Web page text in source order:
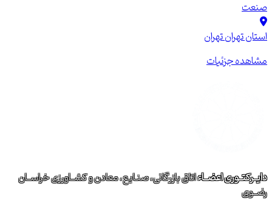
صنعت
استان تهرانتهران
مشاهده جزئیات
دایــرکتــوری اعضــاءاتاق بازرگانی، صنـایع، معادن و کشــاورزی خراســان
رضــوی